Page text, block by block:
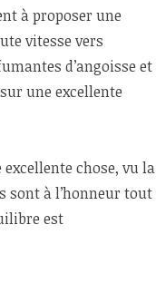
à proposer une
vitesse vers
d’angoisse et
une excellente
chose, vu la
sont à l’honneur tout
est